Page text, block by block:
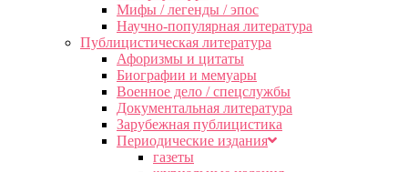
Мифы / легенды / эпос
Научно-популярная литература
Публицистическая литература
Афоризмы и цитаты
Биографии и мемуары
Военное дело / спецслужбы
Документальная литература
Зарубежная публицистика
Периодические издания
газеты